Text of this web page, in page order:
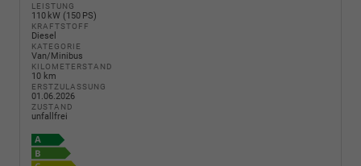
LEISTUNG
110 kW (150 PS)
KRAFTSTOFF
Diesel
KATEGORIE
Van/Minibus
KILOMETERSTAND
10 km
ERSTZULASSUNG
01.06.2026
ZUSTAND
unfallfrei